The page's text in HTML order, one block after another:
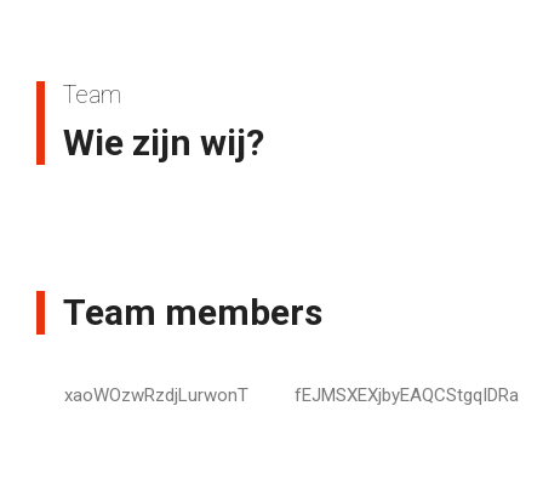
Team
Wie zijn wij?
Team members
xaoWOzwRzdjLurwonT fEJMSXEXjbyEAQCStgqIDRa